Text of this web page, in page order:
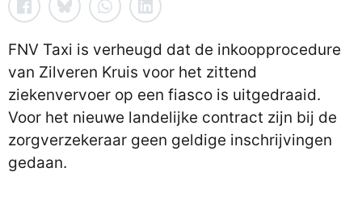
FNV Taxi is verheugd dat de inkoopprocedure
van Zilveren Kruis voor het zittend
ziekenvervoer op een fiasco is uitgedraaid.
Voor het nieuwe landelijke contract zijn bij de
zorgverzekeraar geen geldige inschrijvingen
gedaan.